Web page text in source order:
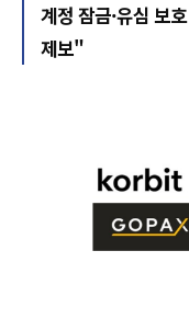
계정 잠금·유심 보
제보"